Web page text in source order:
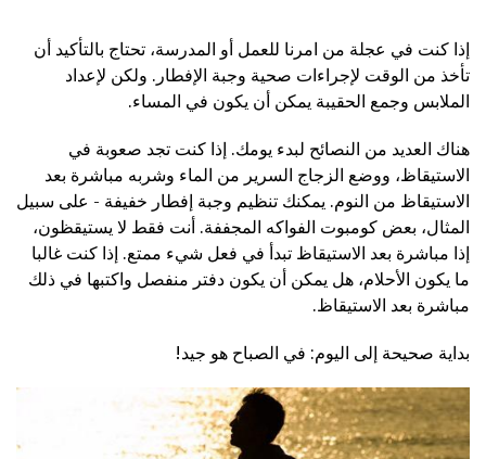
إذا كنت في عجلة من امرنا للعمل أو المدرسة، تحتاج بالتأكيد أن
تأخذ من الوقت لإجراءات صحية وجبة الإفطار. ولكن لإعداد
الملابس وجمع الحقيبة يمكن أن يكون في المساء.
هناك العديد من النصائح لبدء يومك. إذا كنت تجد صعوبة في
الاستيقاظ، ووضع الزجاج السرير من الماء وشربه مباشرة بعد
الاستيقاظ من النوم. يمكنك تنظيم وجبة إفطار خفيفة - على سبيل
المثال، بعض كومبوت الفواكه المجففة. أنت فقط لا يستيقظون،
إذا مباشرة بعد الاستيقاظ تبدأ في فعل شيء ممتع. إذا كنت غالبا
ما يكون الأحلام، هل يمكن أن يكون دفتر منفصل واكتبها في ذلك
مباشرة بعد الاستيقاظ.
بداية صحيحة إلى اليوم: في الصباح هو جيد!